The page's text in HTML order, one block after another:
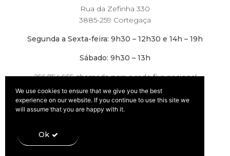
Livro de Reclamações
Rua da Zefinha 330
3885-259 Cortegaça
Segunda a Sexta-feira: 9h30 – 12h30 e 14h – 19h
Sábado: 9h30 – 13h
256 754 955 chamada para a rede fixa nacional
Contacte-nos para mais informações:
geral@dakasa.pt
We use cookies to ensure that we give you the best
experience on our website. If you continue to use this site we
will assume that you are happy with it.
Ok